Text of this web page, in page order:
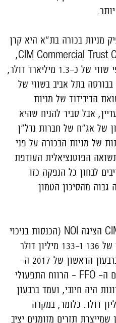
מניות בכורה בת"א היא קרן
הריט האמריקנית CIM Commercial Trust Corporation,
שנסחרת בבורסת הנאסד"ק לפי שווי של כ-1.3 מיליארד דולר,
בבורסה בתל אביב בשווי של
הדיבידנד של מניות
אבל סביר להניח שהיא
של אג"ח של חברות נדל"ן
של מניות הבכורה על פני
הפוטנציאלית העודפת
לבחון כל הנפקה כזו
גבוה מהסיכון הטמון
במקרה המדובר, קרן הנדל"ן CIM הציגה NOI (הכנסות בניכוי
הוצאות תפעול הנכסים) חיובי של 136 ו-133 מיליון דולר
ב-2015 וב-2016 בהתאמה, וברבעון הראשון של 2017 ה-
NOI גדל ל- 42 מיליון דולר. גם ה- FFO - הרווח התפעולי
היה חיובי, ועמד ברבעון
של 2017 על 23.4 מיליון דולר. כלומר, במקרה
תזרים מזומנים יציב